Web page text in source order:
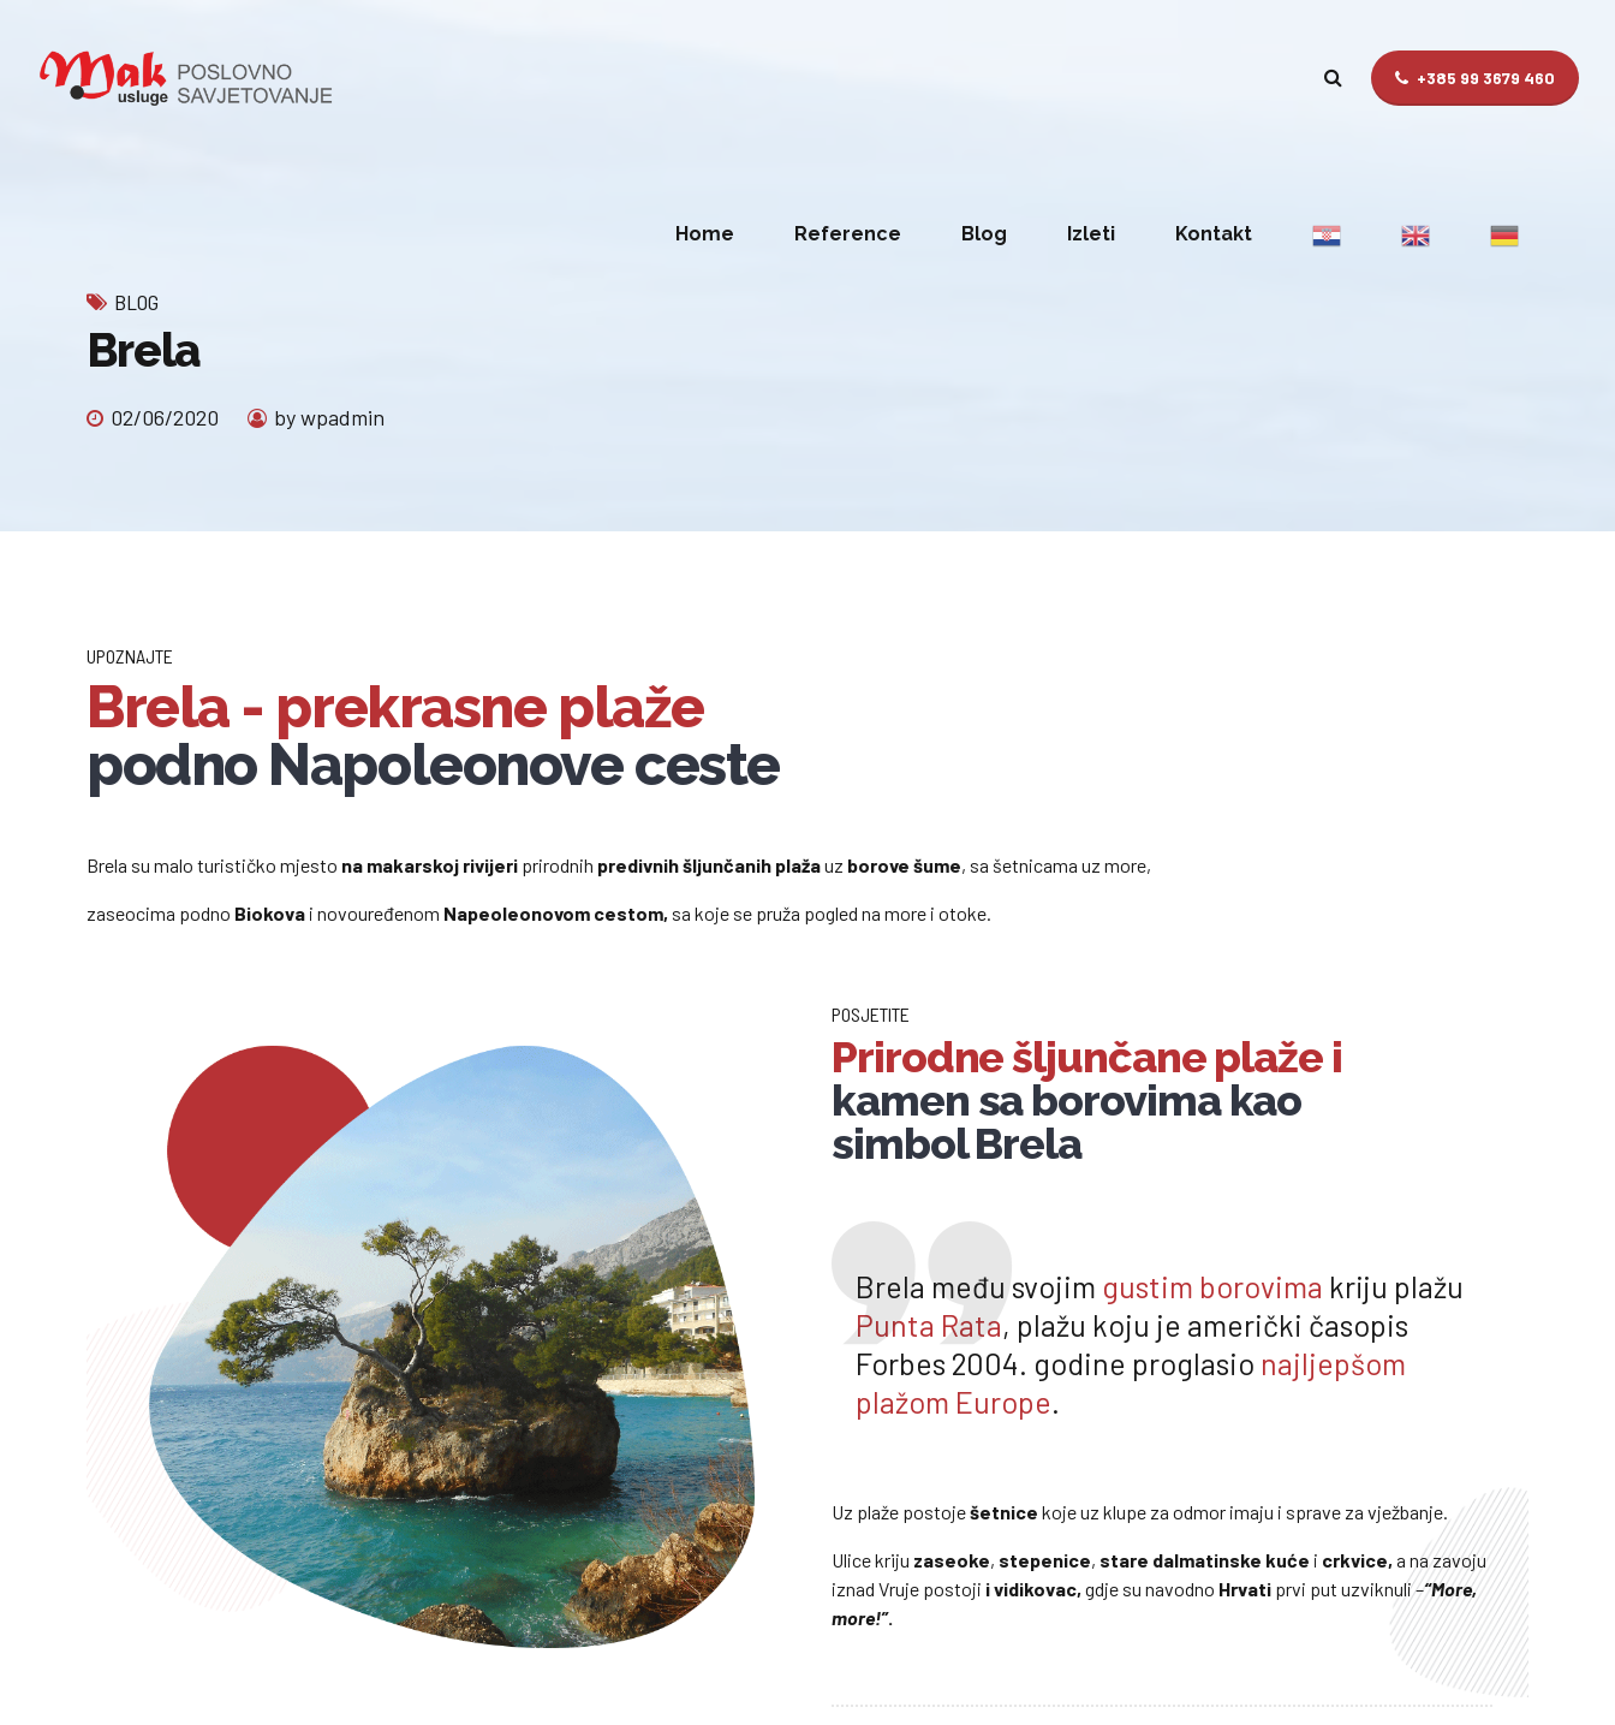
+385 99 3679 460
Home Reference Blog Izleti Kontakt
BLOG
Brela
02/06/2020 by wpadmin
UPOZNAJTE
Brela - prekrasne plaže
podno Napoleonove ceste
Brela su malo turističko mjesto na makarskoj rivijeri prirodnih predivnih šljunčanih plažauz borove šume, sa šetnicama uz more,
zaseocima podno Biokova i novouređenom Napeoleonovom cestom, sa koje se pruža pogled na more i otoke.
POSJETITE
Prirodne šljunčane plaže i
kamen sa borovima kao
simbol Brela
Brela među svojim gustim borovima kriju plažu
Punta Rata, plažu koju je američki časopis
Forbes 2004. godine proglasio najljepšom
plažom Europe.
Uz plaže postoješetnice koje uz klupe za odmor imaju i sprave za vježbanje.
Ulice kriju zaseoke, stepenice, stare dalmatinske kuće i crkvice, a na zavoju
iznad Vruje postoji i vidikovac, gdje su navodno Hrvati prvi put uzviknuli –“More,
more!”.